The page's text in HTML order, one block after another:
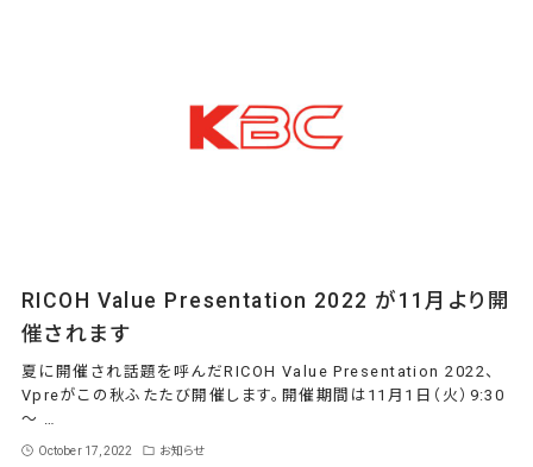
RICOH Value Presentation 2022 が11月より開
催されます
夏に開催され話題を呼んだRICOH Value Presentation 2022、
Vpreがこの秋ふたたび開催します。開催期間は11月1日（火）9:30
～ …
October 17, 2022 お知らせ